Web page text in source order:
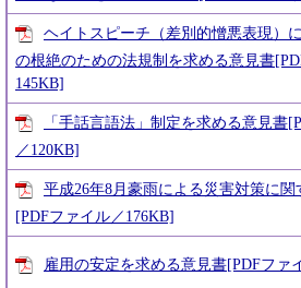
ヘイトスピーチ（差別的憎悪表現）
の根絶のための法規制を求める意見書
145KB]
「手話言語法」制定を求める意見書
／120KB]
平成26年8月豪雨による災害対策に関
[PDFファイル／176KB]
雇用の安定を求める意見書[PDFファ